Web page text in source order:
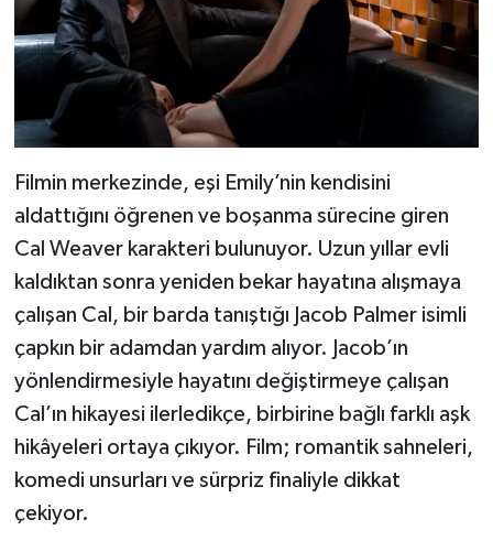
Filmin merkezinde, eşi Emily’nin kendisini
aldattığını öğrenen ve boşanma sürecine giren
Cal Weaver karakteri bulunuyor. Uzun yıllar evli
kaldıktan sonra yeniden bekar hayatına alışmaya
çalışan Cal, bir barda tanıştığı Jacob Palmer isimli
çapkın bir adamdan yardım alıyor. Jacob’ın
yönlendirmesiyle hayatını değiştirmeye çalışan
Cal’ın hikayesi ilerledikçe, birbirine bağlı farklı aşk
hikâyeleri ortaya çıkıyor. Film; romantik sahneleri,
komedi unsurları ve sürpriz finaliyle dikkat
çekiyor.